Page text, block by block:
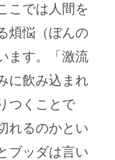
こでは人間を
煩悩（ぼんの
ます。「激流
に飲み込まれ
つくことで
れるのかとい
ブッダは言い